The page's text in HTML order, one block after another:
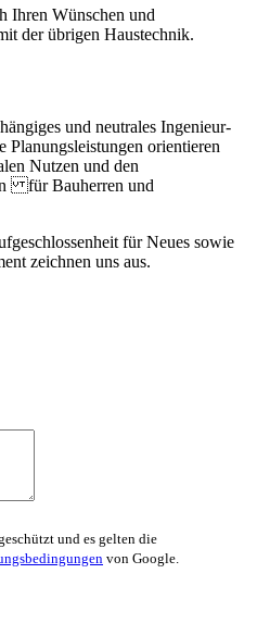
Ihren Wünschen und
der übrigen Haustechnik.
und neutrales Ingenieur-
Planungsleistungen orientieren
Nutzen und den
für Bauherren und
für Neues sowie
zeichnen uns aus.
und es gelten die
von Google.